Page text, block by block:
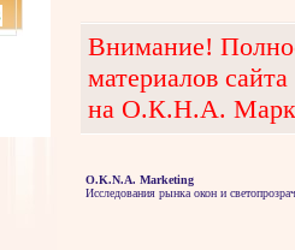
Внимание!
материалов
на О.К.Н.А.
O.K.N.A. Marketing
Исследования рынка окон и